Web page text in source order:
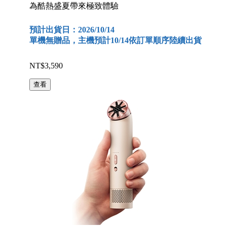
為酷熱盛夏帶來極致體驗
預計出貨日：2026/10/14
單機無贈品，主機預計10/14依訂單順序陸續出貨
NT$3,590
查看